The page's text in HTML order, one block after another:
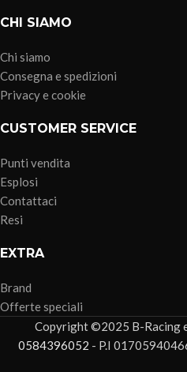
CHI SIAMO
Chi siamo
Consegna e spedizioni
Privacy e cookie
CUSTOMER SERVICE
Punti vendita
Esplosi
Contattaci
Resi
EXTRA
Brand
Offerte speciali
Copyright ©2025 B-Racing
0584396052 - P.I